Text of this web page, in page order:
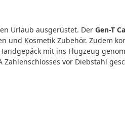
Urlaub ausgerüstet. Der Gen-T
und Kosmetik Zubehör. Zudem
mit ins Flugzeug
vor Diebstahl